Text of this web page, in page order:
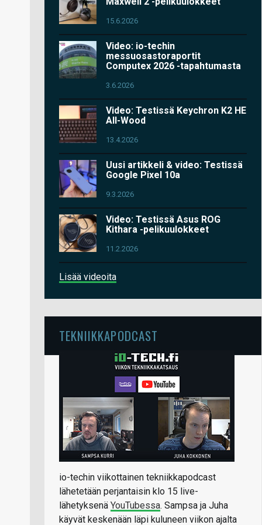
15.6.2026
Video: io-techin
messuosastoraportit
Computex 2026 -tapahtumasta
3.6.2026
Video: Testissä Keychron K2 HE
All-Wood
13.4.2026
Uusi artikkeli & video: Testissä
Google Pixel 10a
9.3.2026
Video: Testissä Asus ROG
Kithara -pelikuulokkeet
11.2.2026
Lisää videoita
TEKNIIKKAPODCAST
io-techin viikottainen tekniikkapodcast
lähetetään perjantaisin klo 15 live-
lähetyksenä YouTubessa. Sampsa ja Juha
käyvät keskenään läpi kuluneen viikon ajalta